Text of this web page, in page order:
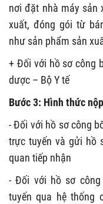
nơi đặt nhà máy sản
xuất, đóng gói từ
như sản phẩm sản
+ Đối với hồ sơ công
dược – Bộ Y tế
Bước 3: Hình thức
- Đối với hồ sơ công
trực tuyến và gửi hồ
quan tiếp nhận
- Đối với hồ sơ
tuyến qua hệ thống